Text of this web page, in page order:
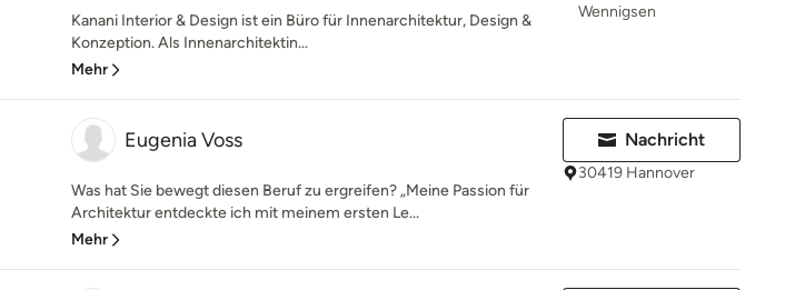
Kanani Interior & Design ist ein Büro für Innenarchitektur, Design &
Konzeption. Als Innenarchitektin...
Mehr
Wennigsen
Eugenia Voss
Was hat Sie bewegt diesen Beruf zu ergreifen? „Meine Passion für
Architektur entdeckte ich mit meinem ersten Le...
Mehr
Nachricht
30419 Hannover